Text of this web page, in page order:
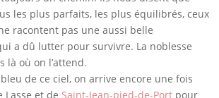
les plus parfaits, les plus équilibrés, ceux
racontent pas une aussi belle
a dû lutter pour survivre. La noblesse
là où on l’attend.
de ce ciel, on arrive encore une fois
et de Saint-Jean-pied-de-Port pour